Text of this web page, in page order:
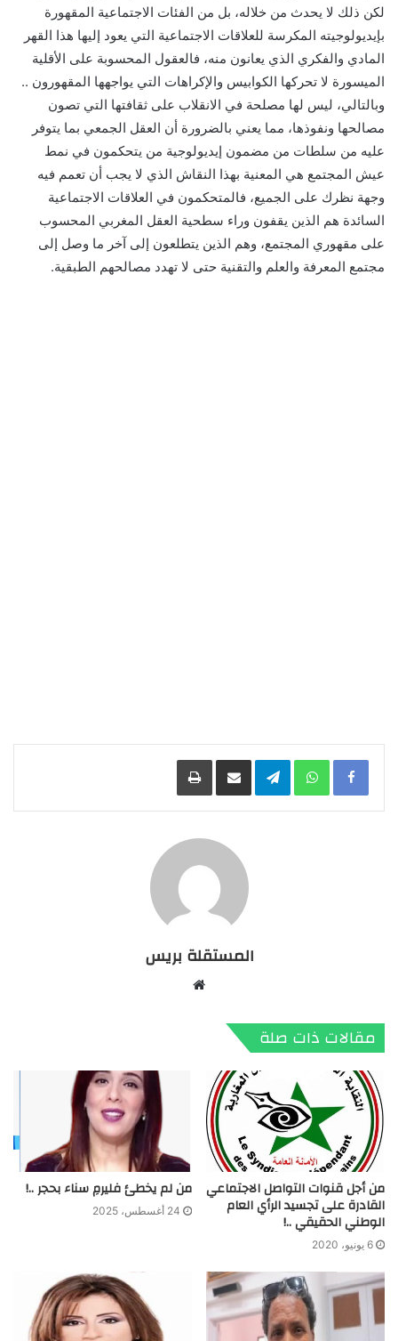
لكن ذلك لا يحدث من خلاله، بل من الفئات الاجتماعية المقهورة
بإيديولوجيته المكرسة للعلاقات الاجتماعية التي يعود إليها هذا القهر
المادي والفكري الذي يعانون منه، فالعقول المحسوبة على الأقلية
الميسورة لا تحركها الكوابيس والإكراهات التي يواجهها المقهورون ..
وبالتالي، ليس لها مصلحة في الانقلاب على ثقافتها التي تصون
مصالحها ونفوذها، مما يعني بالضرورة أن العقل الجمعي بما يتوفر
عليه من سلطات من مضمون إيديولوجية من يتحكمون في نمط
عيش المجتمع هي المعنية بهذا النقاش الذي لا يجب أن تعمم فيه
وجهة نظرك على الجميع، فالمتحكمون في العلاقات الاجتماعية
السائدة هم الذين يقفون وراء سطحية العقل المغربي المحسوب
على مقهوري المجتمع، وهم الذين يتطلعون إلى آخر ما وصل إلى
مجتمع المعرفة والعلم والتقنية حتى لا تهدد مصالحهم الطبقية.
Facebook
WhatsApp
Telegramمشاركة عبر البريد طباعة
المستقلة بريس
مقالات ذات صلة
من أجل قنوات التواصل الاجتماعي
القادرة على تجسيد الرأي العام
الوطني الحقيقي ..!
6 يونيو، 2020
من لم يخطئ فليرمِ سناء بحجر ..!
24 أغسطس، 2025